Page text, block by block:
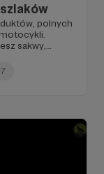
polnych
sakwy,